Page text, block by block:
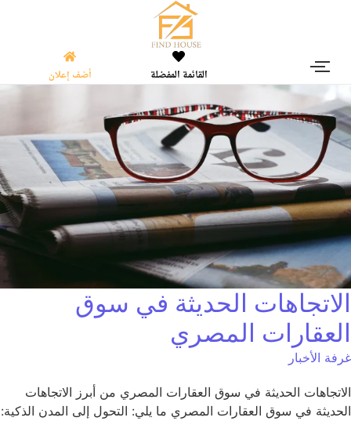
القائمة المفضلة أضف إعلان
الاتجاهات الحديثة في سوق
العقارات المصري
غرفة الأخبار
الاتجاهات الحديثة في سوق العقارات المصري من أبرز الاتجاهات
الحديثة في سوق العقارات المصري ما يلي: التحول إلى المدن الذكية: